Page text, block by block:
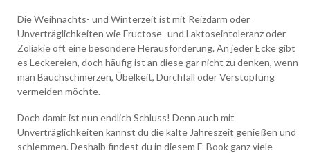
Die Weihnachts- und Winterzeit ist mit Reizdarm oder
Unverträglichkeiten wie Fructose- und Laktoseintoleranz oder
Zöliakie oft eine besondere Herausforderung. An jeder Ecke gibt
es Leckereien, doch häufig ist an diese gar nicht zu denken, wenn
man Bauchschmerzen, Übelkeit, Durchfall oder Verstopfung
vermeiden möchte.
Doch damit ist nun endlich Schluss! Denn auch mit
Unverträglichkeiten kannst du die kalte Jahreszeit genießen und
schlemmen. Deshalb findest du in diesem E-Book ganz viele